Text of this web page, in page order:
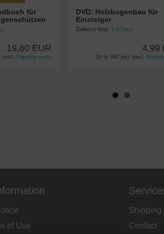
für
19,80 EUR
excl. Shipping costs
DVD: Holzbogenbau für
Einsteiger
Delivery time: 3-4 Days
4,99
19 % VAT incl. excl.
of Use
Shipping
Contact